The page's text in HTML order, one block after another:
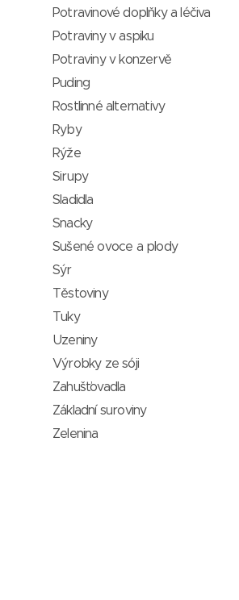
Potravinové doplňky a léčiva
Potraviny v aspiku
Potraviny v konzervě
Puding
Rostlinné alternativy
Ryby
Rýže
Sirupy
Sladidla
Snacky
Sušené ovoce a plody
Sýr
Těstoviny
Tuky
Uzeniny
Výrobky ze sóji
Zahušťovadla
Základní suroviny
Zelenina